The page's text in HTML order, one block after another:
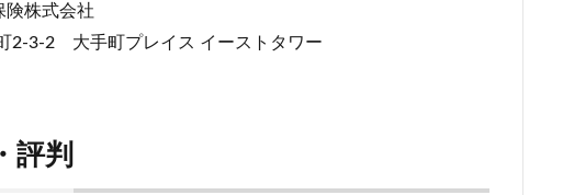
険株式会社
2-3-2 大手町プレイス イーストタワー
評判